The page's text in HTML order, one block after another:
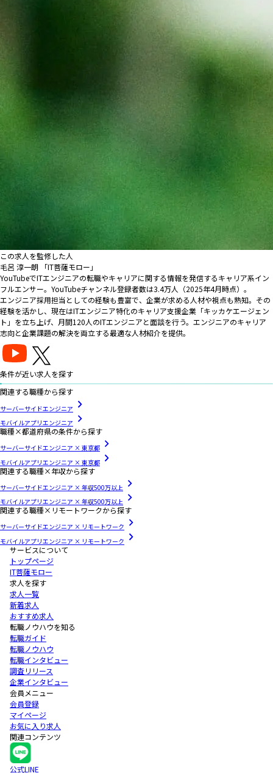
この求人を監修した人
毛呂 淳一朗 「IT菩薩モロー」
YouTubeでITエンジニアの転職やキャリアに関する情報を発信するキャリア系イン
フルエンサー。YouTubeチャンネル登録者数は3.4万人（2025年4月時点）。
エンジニア採用担当としての経験も豊富で、企業が求める人材や視点も熟知。その
経験を活かし、現在はITエンジニア特化のキャリア支援企業「キッカケエージェン
ト」を立ち上げ、月間120人のITエンジニアと面談を行う。エンジニアのキャリア
志向と企業課題の解決を両立する最適な人材紹介を提供。
条件が近い求人を探す
関連する職種から探す
サーバーサイドエンジニア
モバイルアプリエンジニア
職種×都道府県の条件から探す
サーバーサイドエンジニア × 東京都
モバイルアプリエンジニア × 東京都
関連する職種×年収から探す
サーバーサイドエンジニア × 年収500万以上
モバイルアプリエンジニア × 年収500万以上
関連する職種×リモートワークから探す
サーバーサイドエンジニア × リモートワーク
モバイルアプリエンジニア × リモートワーク
サービスについて
トップページ
IT菩薩モロー
求人を探す
求人一覧
新着求人
おすすめ求人
転職ノウハウを知る
転職ガイド
転職ノウハウ
転職インタビュー
調査リリース
企業インタビュー
会員メニュー
会員登録
マイページ
お気に入り求人
関連コンテンツ
公式LINE